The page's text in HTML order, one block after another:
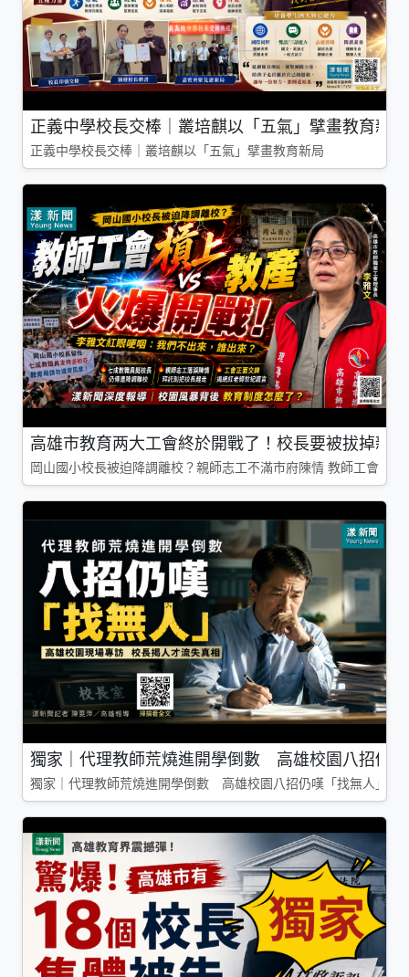
正義中學校長交棒｜叢培麒以「五氣」擘畫教育新局
正義中學校長交棒｜叢培麒以「五氣」擘畫教育新局
高雄市教育两大工會終於開戰了！校長要被拔掉親
岡山國小校長被迫降調離校？親師志工不滿市府陳情 教師工會槓
獨家｜代理教師荒燒進開學倒數 高雄校園八招仍
獨家｜代理教師荒燒進開學倒數 高雄校園八招仍嘆「找無人」